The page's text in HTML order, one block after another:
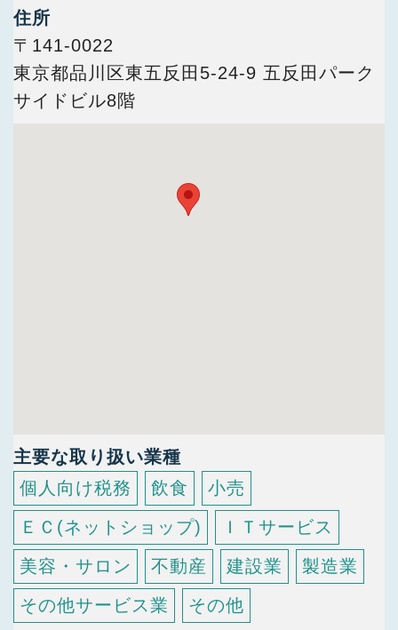
今すぐ会員登録
採用ご担当者様
住所
〒141-0022
東京都品川区東五反田5-24-9 五反田パーク
サイドビル8階
主要な取り扱い業種
個人向け税務
飲食
小売
ＥＣ(ネットショップ)
ＩＴサービス
美容・サロン
不動産 建設業
製造業
その他サービス業
その他